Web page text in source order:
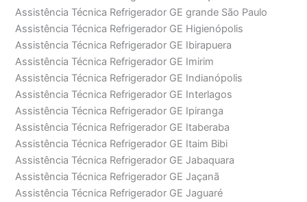
Assistência Técnica Refrigerador GE grande São Paulo
Assistência Técnica Refrigerador GE Higienópolis
Assistência Técnica Refrigerador GE Ibirapuera
Assistência Técnica Refrigerador GE Imirim
Assistência Técnica Refrigerador GE Indianópolis
Assistência Técnica Refrigerador GE Interlagos
Assistência Técnica Refrigerador GE Ipiranga
Assistência Técnica Refrigerador GE Itaberaba
Assistência Técnica Refrigerador GE Itaim Bibi
Assistência Técnica Refrigerador GE Jabaquara
Assistência Técnica Refrigerador GE Jaçanã
Assistência Técnica Refrigerador GE Jaguaré